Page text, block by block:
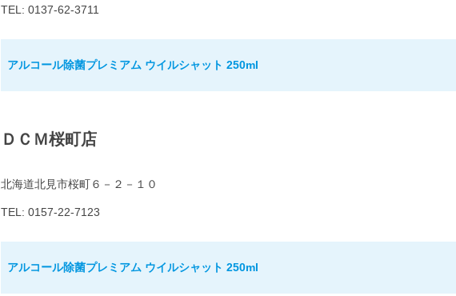
TEL: 0137-62-3711
アルコール除菌プレミアム ウイルシャット 250ml
ＤＣＭ桜町店
北海道北見市桜町６－２－１０
TEL: 0157-22-7123
アルコール除菌プレミアム ウイルシャット 250ml